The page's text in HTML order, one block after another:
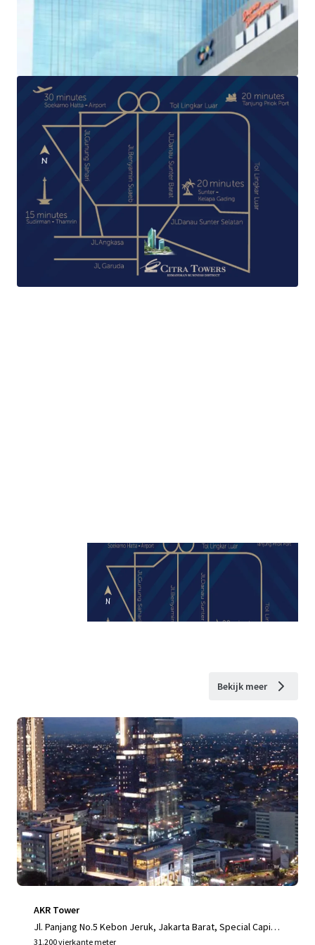
Bekijk meer
AKR Tower
Jl. Panjang No.5 Kebon Jeruk, Jakarta Barat, Special Capital
Region of Jakarta, 11520, ID
31.200 vierkante meter